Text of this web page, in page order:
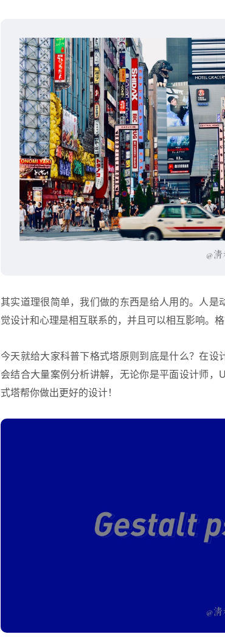
其实道理很简单，我们做的东西是给人用的。人
觉设计和心理是相互联系的，并且可以相互影响。
今天就给大家科普下格式塔原则到底是什么？在设
会结合大量案例分析讲解，无论你是平面设计师
式塔帮你做出更好的设计！